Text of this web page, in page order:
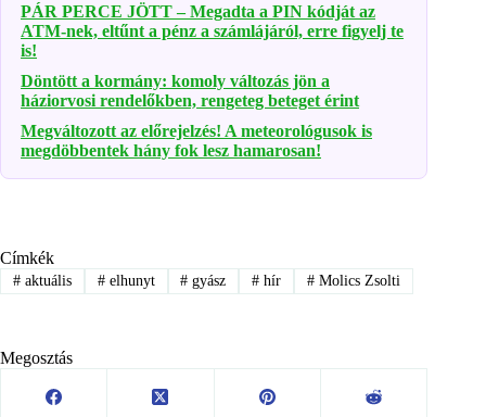
PÁR PERCE JÖTT – Megadta a PIN kódját az
ATM-nek, eltűnt a pénz a számlájáról, erre figyelj te
is!
Döntött a kormány: komoly változás jön a
háziorvosi rendelőkben, rengeteg beteget érint
Megváltozott az előrejelzés! A meteorológusok is
megdöbbentek hány fok lesz hamarosan!
Címkék
#aktuális #elhunyt # gyász # hír # Molics Zsolti
Megosztás